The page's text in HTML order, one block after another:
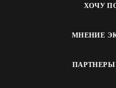
ХОЧУ
МНЕНИЕ
ПАРТНЕРЫ